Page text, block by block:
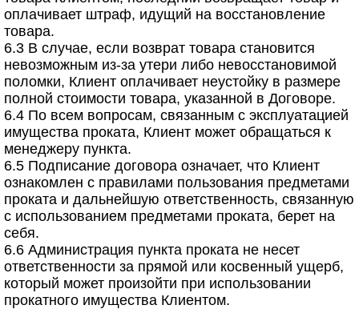
оплачивает штраф, идущий на восстановление
товара.
6.3 В случае, если возврат товара становится
невозможным из-за утери либо невосстановимой
поломки, Клиент оплачивает неустойку в размере
полной стоимости товара, указанной в Договоре.
6.4 По всем вопросам, связанным с эксплуатацией
имущества проката, Клиент может обращаться к
менеджеру пункта.
6.5 Подписание договора означает, что Клиент
ознакомлен с правилами пользования предметами
проката и дальнейшую ответственность, связанную
с использованием предметами проката, берет на
себя.
6.6 Администрация пункта проката не несет
ответственности за прямой или косвенный ущерб,
который может произойти при использовании
прокатного имущества Клиентом.